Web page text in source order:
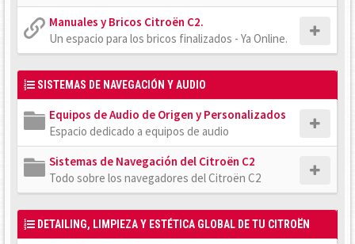
Manuales y Bricos Citroën C2.
Un espacio para los bricos finalizados - Ya Online.
SISTEMAS DE NAVEGACIÓN Y AUDIO
Equipos de Audio de Origen y Personalizados
Espacio dedicado a equipos de audio
Sistemas de Navegación del Citroën C2
Todo sobre los navegadores del Citroën C2
DETAILING, LIMPIEZA Y ESTÉTICA GLOBAL DE TU CITROËN